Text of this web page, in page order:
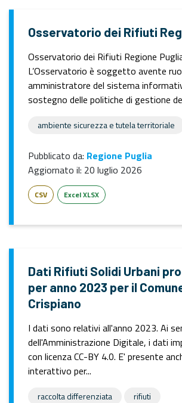
Osservatorio dei Rifiuti
Osservatorio dei Rifiuti Regione
L’Osservatorio è soggetto avente
amministratore del sistema
sostegno delle politiche di gestione
ambiente sicurezza e tutela territoriale
Pubblicato da: Regione Puglia
Aggiornato il: 20 luglio 2026
CSV Excel XLSX
Dati Rifiuti Solidi Urbani
per anno 2023 per il
Crispiano
I dati sono relativi all'anno 2023. Ai
dell'Amministrazione Digitale, i dati
con licenza CC-BY 4.0. E' presente
interattivo per...
raccolta differenziata rifiuti